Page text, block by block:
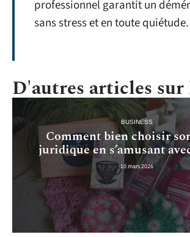
professionnel garantit un
sans stress et en toute quiétude.
D'autres articles sur
BUSINESS
Comment bien choisir
juridique en s’amusant
10 mars 2026